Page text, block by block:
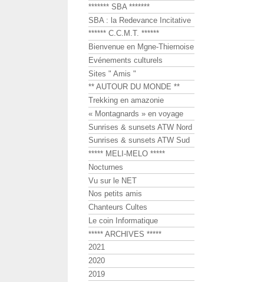
******* SBA *******
SBA : la Redevance Incitative
****** C.C.M.T. ******
Bienvenue en Mgne-Thiernoise
Evénements culturels
Sites " Amis "
** AUTOUR DU MONDE **
Trekking en amazonie
« Montagnards » en voyage
Sunrises & sunsets ATW Nord
Sunrises & sunsets ATW Sud
***** MELI-MELO *****
Nocturnes
Vu sur le NET
Nos petits amis
Chanteurs Cultes
Le coin Informatique
***** ARCHIVES *****
2021
2020
2019